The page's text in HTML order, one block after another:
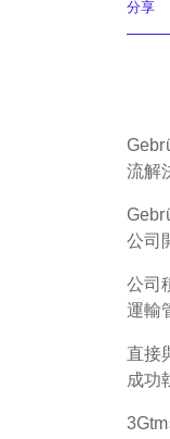
分享
流解
公司
公司
運輸
直接
成功